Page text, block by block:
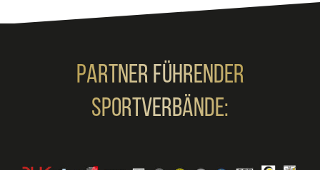
Partner Führender
Sportverbände: